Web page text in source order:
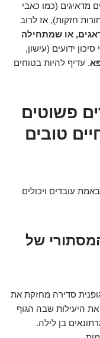
מדאיגים (כמו כאבי
חזקות), אז לרוב
או שמתחילה
ידועים (עישון,
. עדיף להיות בטוחים
3 צעדים פשוטים
טובים
עובדים ויכולים
המסתורי של
סדירה מחזקת את
היעילות שבה הגוף
בן לילה.